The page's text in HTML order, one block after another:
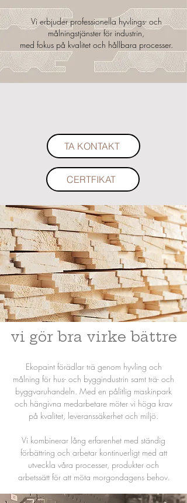
Vi erbjuder professionella hyvlings- och
målningstjänster för industrin,
med fokus på kvalitet och hållbara processer.
TA KONTAKT
CERTFIKAT
vi gör bra virke bättre
Ekopaint förädlar trä genom hyvling och
målning för hus- och byggindustrin samt trä- och
byggvaruhandeln. Med en pålitlig maskinpark
och hängivna medarbetare möter vi höga krav
på kvalitet, leveranssäkerhet och miljö.
Vi kombinerar lång erfarenhet med ständig
förbättring och arbetar kontinuerligt med att
utveckla våra processer, produkter och
arbetssätt för att möta morgondagens behov.